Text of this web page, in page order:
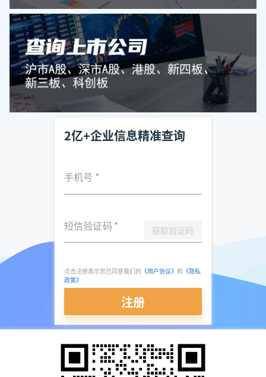
2亿+企业信息精准查询
手机号 *
短信验证码 * 获取验证码
点击注册表示您已同意我们的 《用户协议》 和 《隐私
政策》
注册